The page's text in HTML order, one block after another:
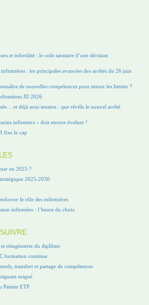
et infertilité : le coût sanitaire d’une décision
: les principales avancées des arrêtés du 26 juin
de nouvelles compétences pour mieux les limiter ?
JII 2026
et déjà sous tension : que révèle le nouvel arrêté
soins infirmiers » doit encore évoluer !
fixe le cap
en 2025 ?
2025-2030
le rôle des infirmières
infirmière : l’heure du choix
réingénierie du diplôme
formation continue
transfert et partage de compétences
soigné
Patient ETP